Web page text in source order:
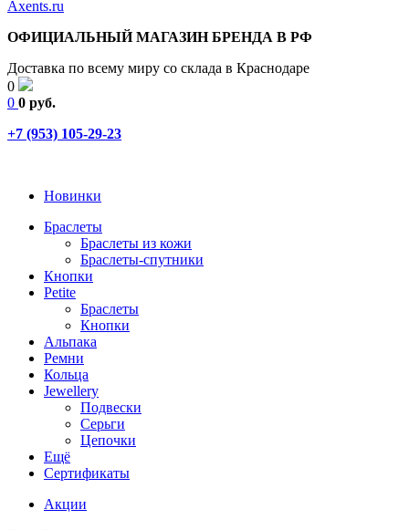
ОФИЦИАЛЬНЫЙ МАГАЗИН БРЕНДА В РФ
Доставка по всему миру со склада в Краснодаре
0
0 0 руб.
+7 (953) 105-29-23
Новинки
Браслеты
Браслеты из кожи
Браслеты-спутники
Кнопки
Petite
Браслеты
Кнопки
Альпака
Ремни
Кольца
Jewellery
Подвески
Серьги
Цепочки
Ещё
Сертификаты
Акции